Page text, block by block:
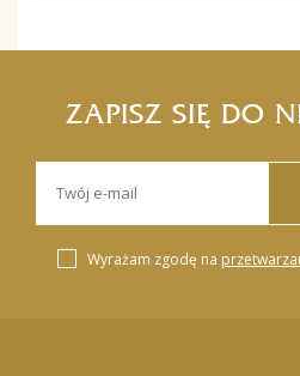
ZAPISZ SIĘ DO
Wyrażam zgodę na